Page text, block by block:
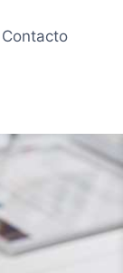
Contacto